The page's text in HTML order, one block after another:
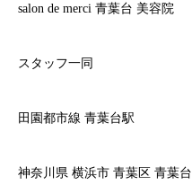
salon de merci 青葉台 美容院
スタッフ一同
田園都市線 青葉台駅
神奈川県 横浜市 青葉区 青葉台